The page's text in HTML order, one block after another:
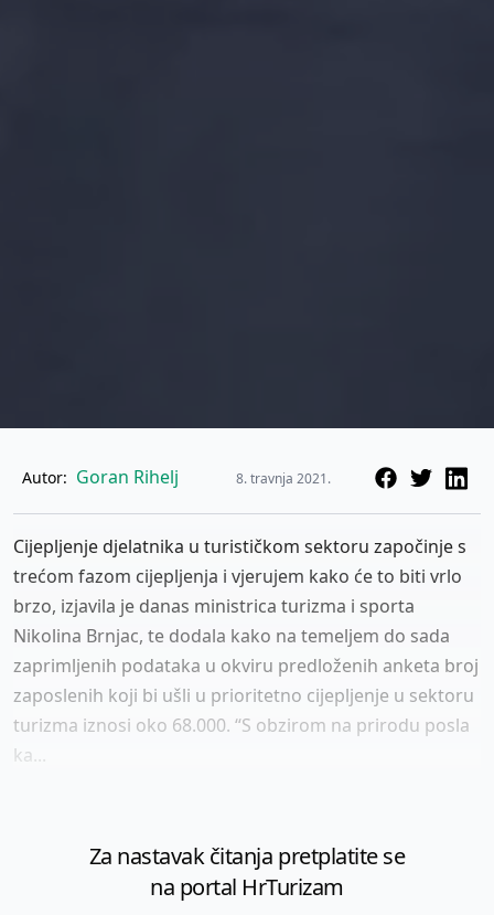
Autor: Goran Rihelj 8. travnja 2021.
Cijepljenje djelatnika u turističkom sektoru započinje s
trećom fazom cijepljenja i vjerujem kako će to biti vrlo
brzo, izjavila je danas ministrica turizma i sporta
Nikolina Brnjac, te dodala kako na temeljem do sada
zaprimljenih podataka u okviru predloženih anketa broj
zaposlenih koji bi ušli u prioritetno cijepljenje u sektoru
turizma iznosi oko 68.000. “S obzirom na prirodu posla
ka...
Za nastavak čitanja pretplatite se
na portal HrTurizam